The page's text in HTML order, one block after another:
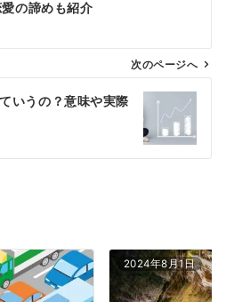
の諦めも紹介
次のページへ
いうの？意味や実際
2024年8月1日